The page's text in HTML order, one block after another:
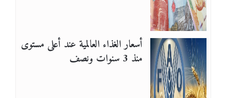
أسعار الغذاء العالمية عند أعلى مستوى
منذ 3 سنوات ونصف